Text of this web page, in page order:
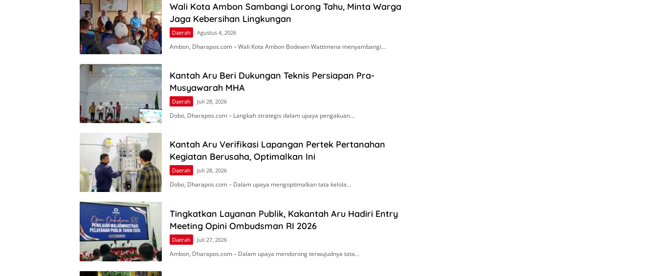
Wali Kota Ambon Sambangi Lorong Tahu, Minta Warga
Jaga Kebersihan Lingkungan
Daerah Agustus 4, 2026
Ambon, Dharapos.com – Wali Kota Ambon Bodewin Wattimena menyambangi…
Kantah Aru Beri Dukungan Teknis Persiapan Pra-
Musyawarah MHA
Daerah Juli 28, 2026
Dobo, Dharapos.com – Langkah strategis dalam upaya pengakuan…
Kantah Aru Verifikasi Lapangan Pertek Pertanahan
Kegiatan Berusaha, Optimalkan Ini
Daerah Juli 28, 2026
Dobo, Dharapos.com – Dalam upaya mengoptimalkan tata kelola…
Tingkatkan Layanan Publik, Kakantah Aru Hadiri Entry
Meeting Opini Ombudsman RI 2026
Daerah Juli 27, 2026
Ambon, Dharapos.com – Dalam upaya mendorong terwujudnya tata…